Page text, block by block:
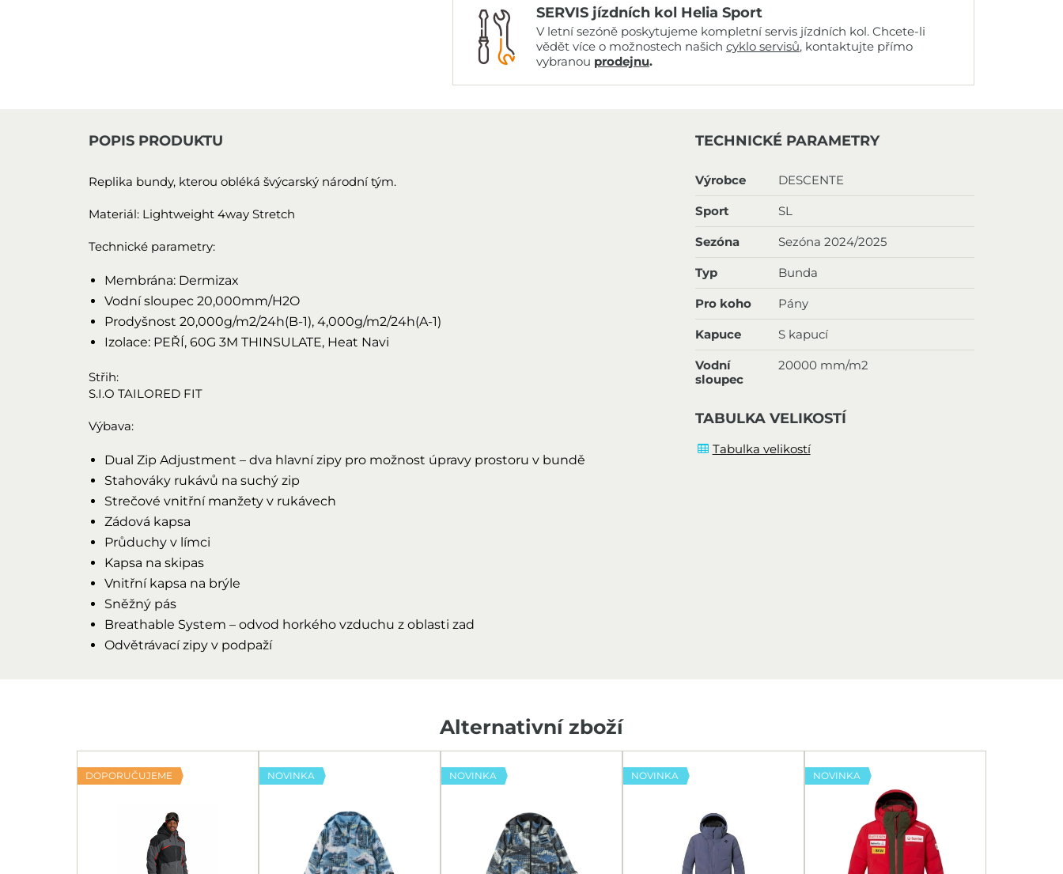
SERVIS jízdních kol Helia Sport
V letní sezóně poskytujeme kompletní servis jízdních kol. Chcete-li
vědět více o možnostech našich cyklo servisů, kontaktujte přímo
vybranou prodejnu.
POPIS PRODUKTU
Replika bundy, kterou obléká švýcarský národní tým.
Materiál: Lightweight 4way Stretch
Technické parametry:
Membrána: Dermizax
Vodní sloupec 20,000mm/H2O
Prodyšnost 20,000g/m2/24h(B-1), 4,000g/m2/24h(A-1)
Izolace: PEŘÍ, 60G 3M THINSULATE, Heat Navi
Střih:
S.I.O TAILORED FIT
Výbava:
Dual Zip Adjustment – dva hlavní zipy pro možnost úpravy prostoru v bundě
Stahováky rukávů na suchý zip
Strečové vnitřní manžety v rukávech
Zádová kapsa
Průduchy v límci
Kapsa na skipas
Vnitřní kapsa na brýle
Sněžný pás
Breathable System – odvod horkého vzduchu z oblasti zad
Odvětrávací zipy v podpaží
TECHNICKÉ PARAMETRY
Výrobce DESCENTE
Sport SL
Sezóna Sezóna 2024/2025
Typ Bunda
Pro koho Pány
Kapuce S kapucí
Vodní
sloupec
20000 mm/m2
TABULKA VELIKOSTÍ
Tabulka velikostí
Alternativní zboží
DOPORUČUJEME NOVINKA NOVINKA NOVINKA NOVINKA